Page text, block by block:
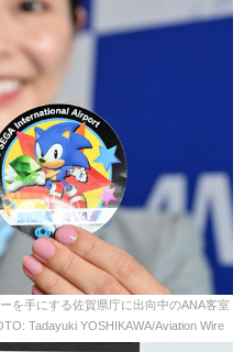
を手にする佐賀県庁に出向中のANA客室
Tadayuki YOSHIKAWA/Aviation Wire